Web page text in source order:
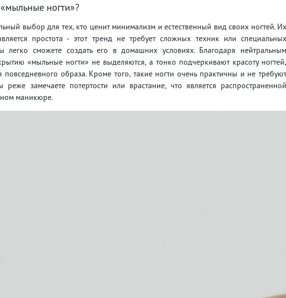
ногти»?
выбор для тех, кто ценит минимализм и естественный вид своих ногтей. Их
простота - этот тренд не требует сложных техник или специальных
легко сможете создать его в домашних условиях. Благодаря нейтральным
«мыльные ногти» не выделяются, а тонко подчеркивают красоту ногтей,
образа. Кроме того, такие ногти очень практичны и не требуют
замечаете потертости или врастание, что является распространенной
маникюре.